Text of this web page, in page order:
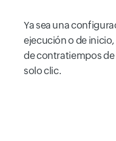
Ya sea una
ejecución o de
de contratiempos de
solo clic.